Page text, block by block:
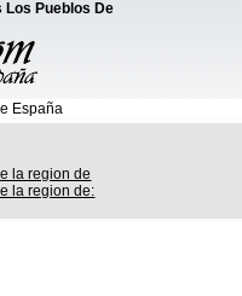
Los Pueblos De
España
la region de
la region de: